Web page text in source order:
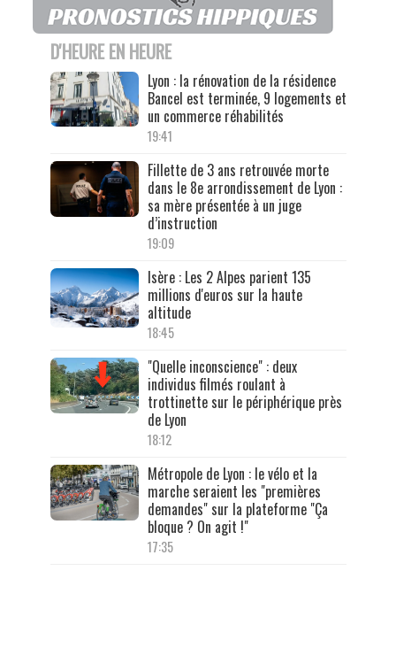
D'HEURE EN HEURE
Lyon : la rénovation de la résidence
Bancel est terminée, 9 logements et
un commerce réhabilités
19:41
Fillette de 3 ans retrouvée morte
dans le 8e arrondissement de Lyon :
sa mère présentée à un juge
d’instruction
19:09
Isère : Les 2 Alpes parient 135
millions d'euros sur la haute
altitude
18:45
"Quelle inconscience" : deux
individus filmés roulant à
trottinette sur le périphérique près
de Lyon
18:12
Métropole de Lyon : le vélo et la
marche seraient les "premières
demandes" sur la plateforme "Ça
bloque ? On agit !"
17:35